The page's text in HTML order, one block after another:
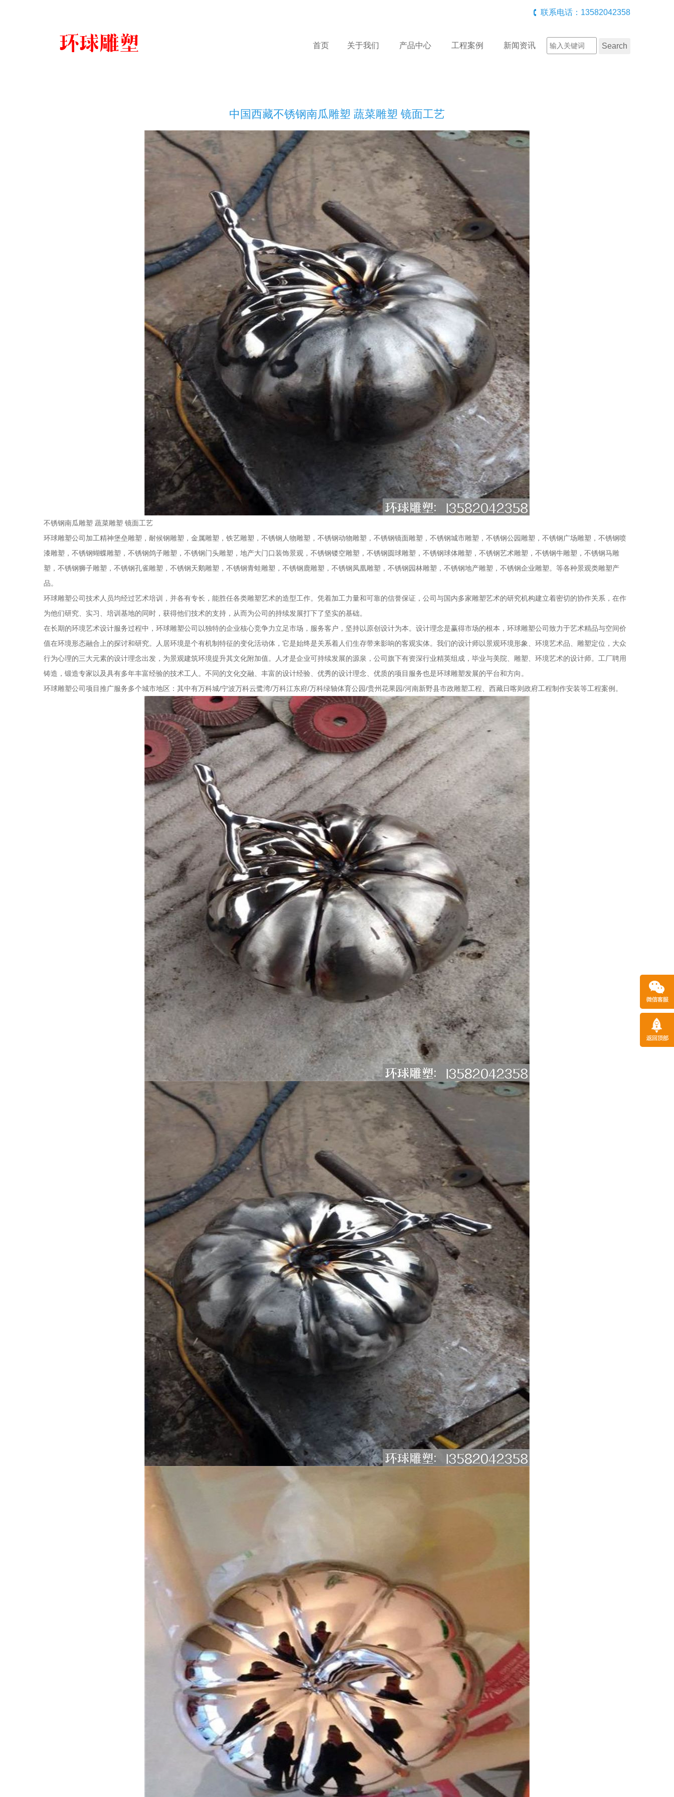
联系电话：13582042358
首页 关于我们 产品中心 工程案例 新闻资讯
中国西藏不锈钢南瓜雕塑 蔬菜雕塑 镜面工艺
不锈钢南瓜雕塑 蔬菜雕塑 镜面工艺
环球雕塑公司加工精神堡垒雕塑，耐候钢雕塑，金属雕塑，铁艺雕塑，不锈钢人物雕塑，不锈钢动物雕塑，不锈钢镜面雕塑，不锈钢城市雕塑，不锈钢公园雕塑，不锈钢广场雕塑，不锈钢喷
漆雕塑，不锈钢蝴蝶雕塑，不锈钢鸽子雕塑，不锈钢门头雕塑，地产大门口装饰景观，不锈钢镂空雕塑，不锈钢圆球雕塑，不锈钢球体雕塑，不锈钢艺术雕塑，不锈钢牛雕塑，不锈钢马雕
塑，不锈钢狮子雕塑，不锈钢孔雀雕塑，不锈钢天鹅雕塑，不锈钢青蛙雕塑，不锈钢鹿雕塑，不锈钢凤凰雕塑，不锈钢园林雕塑，不锈钢地产雕塑，不锈钢企业雕塑。等各种景观类雕塑产
品。
环球雕塑公司技术人员均经过艺术培训，并各有专长，能胜任各类雕塑艺术的造型工作。凭着加工力量和可靠的信誉保证，公司与国内多家雕塑艺术的研究机构建立着密切的协作关系，在作
为他们研究、实习、培训基地的同时，获得他们技术的支持，从而为公司的持续发展打下了坚实的基础。
在长期的环境艺术设计服务过程中，环球雕塑公司以独特的企业核心竞争力立足市场，服务客户，坚持以原创设计为本。设计理念是赢得市场的根本，环球雕塑公司致力于艺术精品与空间价
值在环境形态融合上的探讨和研究。人居环境是个有机制特征的变化活动体，它是始终是关系着人们生存带来影响的客观实体。我们的设计师以景观环境形象、环境艺术品、雕塑定位，大众
行为心理的三大元素的设计理念出发，为景观建筑环境提升其文化附加值。人才是企业可持续发展的源泉，公司旗下有资深行业精英组成，毕业与美院、雕塑、环境艺术的设计师。工厂聘用
铸造，锻造专家以及具有多年丰富经验的技术工人。不同的文化交融、丰富的设计经验、优秀的设计理念、优质的项目服务也是环球雕塑发展的平台和方向。
环球雕塑公司项目推广服务多个城市地区：其中有万科城/宁波万科云鹭湾/万科江东府/万科绿轴体育公园/贵州花果园/河南新野县市政雕塑工程、西藏日喀则政府工程制作安装等工程案例。